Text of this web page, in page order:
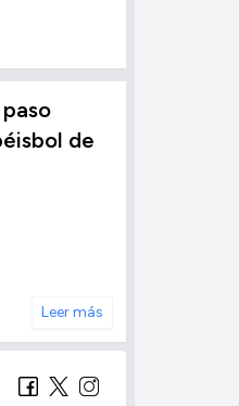
de
Leer más